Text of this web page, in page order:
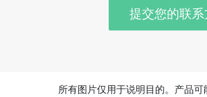
提交您的联
所有图片仅用于说明目的。产品可